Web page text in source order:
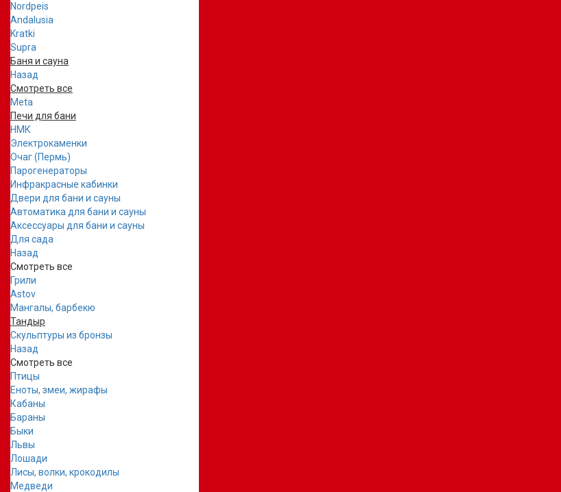
Nordpeis
Andalusia
Kratki
Supra
Баня и сауна
Назад
Смотреть все
Meta
Печи для бани
НМК
Электрокаменки
Очаг (Пермь)
Парогенераторы
Инфракрасные кабинки
Двери для бани и сауны
Автоматика для бани и сауны
Аксессуары для бани и сауны
Для сада
Назад
Смотреть все
Грили
Astov
Мангалы, барбекю
Тандыр
Скульптуры из бронзы
Назад
Смотреть все
Птицы
Еноты, змеи, жирафы
Кабаны
Бараны
Быки
Львы
Лошади
Лисы, волки, крокодилы
Медведи